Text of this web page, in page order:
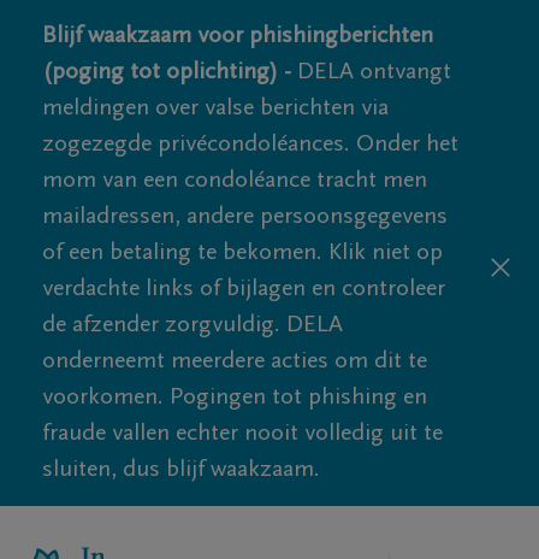
Blijf waakzaam voor phishingberichten
(poging tot oplichting) - DELA ontvangt
meldingen over valse berichten via
zogezegde privécondoléances. Onder het
mom van een condoléance tracht men
mailadressen, andere persoonsgegevens
of een betaling te bekomen. Klik niet op
verdachte links of bijlagen en controleer
de afzender zorgvuldig. DELA
onderneemt meerdere acties om dit te
voorkomen. Pogingen tot phishing en
fraude vallen echter nooit volledig uit te
sluiten, dus blijf waakzaam.